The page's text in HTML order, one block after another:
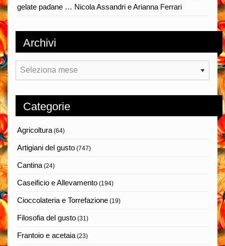
gelate padane … Nicola Assandri e Arianna Ferrari
Archivi
Archivi
Categorie
Agricoltura(64)
Artigiani del gusto (747)
Cantina(24)
Caseificio e Allevamento (194)
Cioccolateria e Torrefazione (19)
Filosofia del gusto (31)
Frantoio e acetaia(23)